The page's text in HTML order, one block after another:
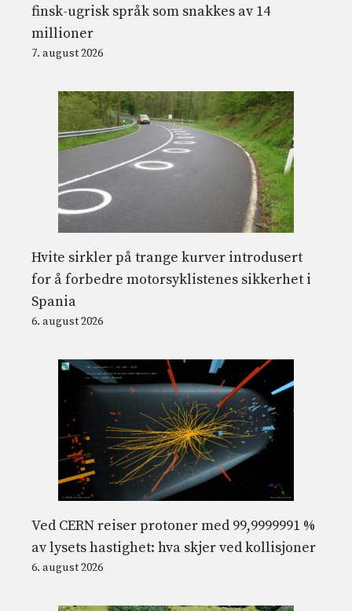
finsk-ugrisk språk som snakkes av 14
millioner
7. august 2026
Hvite sirkler på trange kurver introdusert
for å forbedre motorsyklistenes sikkerhet i
Spania
6. august 2026
Ved CERN reiser protoner med 99,9999991 %
av lysets hastighet: hva skjer ved kollisjoner
6. august 2026